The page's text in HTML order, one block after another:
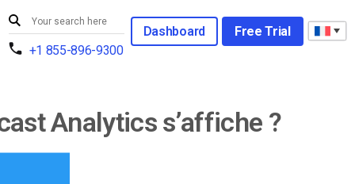
+1 855-896-9300
Dashboard Free Trial
Analytics s’affiche ?